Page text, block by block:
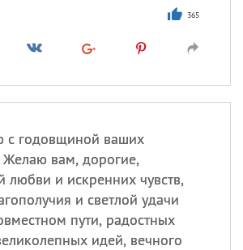
365
с годовщиной ваших
вам, дорогие,
любви и искренних чувств,
и светлой удачи
пути, радостных
идей, вечного